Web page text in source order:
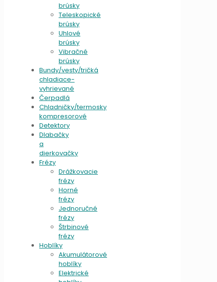
brúsky
Teleskopické
brúsky
Uhlové
brúsky
Vibračné
brúsky
Bundy/vesty/tričká
chladiace-
vyhrievané
Čerpadlá
Chladničky/termosky
kompresorové
Detektory
Dlabačky
a
dierkovačky
Frézy
Drážkovacie
frézy
Horné
frézy
Jednoručné
frézy
Štrbinové
frézy
Hoblíky
Akumulátorové
hoblíky
Elektrické